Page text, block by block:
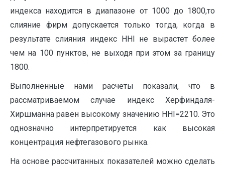
индекса находится в диапазоне от 1000 до 1800,то
слияние фирм допускается только тогда, когда в
результате слияния индекс HHI не вырастет более
чем на 100 пунктов, не выходя при этом за границу
1800.
Выполненные нами расчеты показали, что в
рассматриваемом случае индекс Херфиндаля-
Хиршманна равен высокому значению HHI=2210. Это
однозначно интерпретируется как высокая
концентрация нефтегазового рынка.
На основе рассчитанных показателей можно сделать